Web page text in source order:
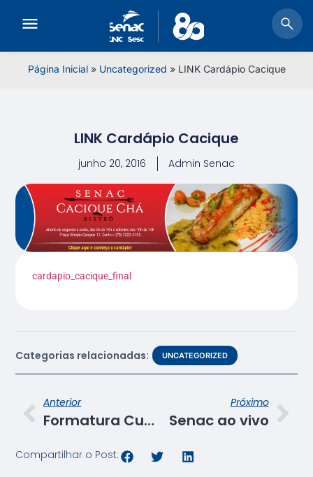
Página Inicial» Uncategorized » LINK Cardápio Cacique
LINK Cardápio Cacique
junho 20, 2016 Admin Senac
cardapio_cacique_final
Categorias relacionadas: UNCATEGORIZED
Anterior
Formatura Curso Técnico em Recursos Humanos
Próximo
Senac ao vivo
Compartilhar o Post: